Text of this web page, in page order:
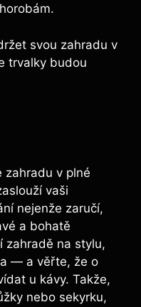
svou zahradu v
trvalky budou
zahradu v plné
vaši
nejenže zaručí,
a bohatě
zahradě na stylu,
— a věřte, že o
u kávy. Takže,
nebo sekyrku,